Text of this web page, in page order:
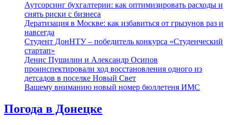
Аутсорсинг бухгалтерии: как оптимизировать расходы и
снять риски с бизнеса
Дератизация в Москве: как избавиться от грызунов раз и
навсегда
Студент ДонНТУ – победитель конкурса «Студенческий
стартап»
Денис Пушилин и Александр Осипов
проинспектировали ход восстановления одного из
детсадов в поселке Новый Свет
Вашему вниманию новый номер бюллетеня ИМС
Погода в Донецке